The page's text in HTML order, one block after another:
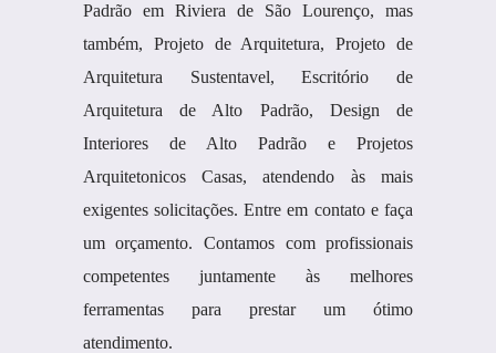
Padrão em Riviera de São Lourenço, mas
também, Projeto de Arquitetura, Projeto de
Arquitetura Sustentavel, Escritório de
Arquitetura de Alto Padrão, Design de
Interiores de Alto Padrão e Projetos
Arquitetonicos Casas, atendendo às mais
exigentes solicitações. Entre em contato e faça
um orçamento. Contamos com profissionais
competentes juntamente às melhores
ferramentas para prestar um ótimo
atendimento.